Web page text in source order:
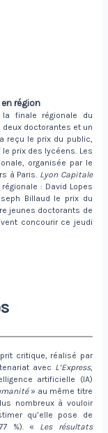
région
finale régionale du
doctorantes et un
reçu le prix du public,
prix des lycéens. Les
organisée par le
à Paris. Lyon Capitale
: David Lopes
Billaud le prix du
jeunes doctorants de
concourir ce jeudi
critique, réalisé par
avec L’Express,
artificielle (IA)
» au même titre
nombreux à vouloir
qu’elle pose de
%). « Les résultats